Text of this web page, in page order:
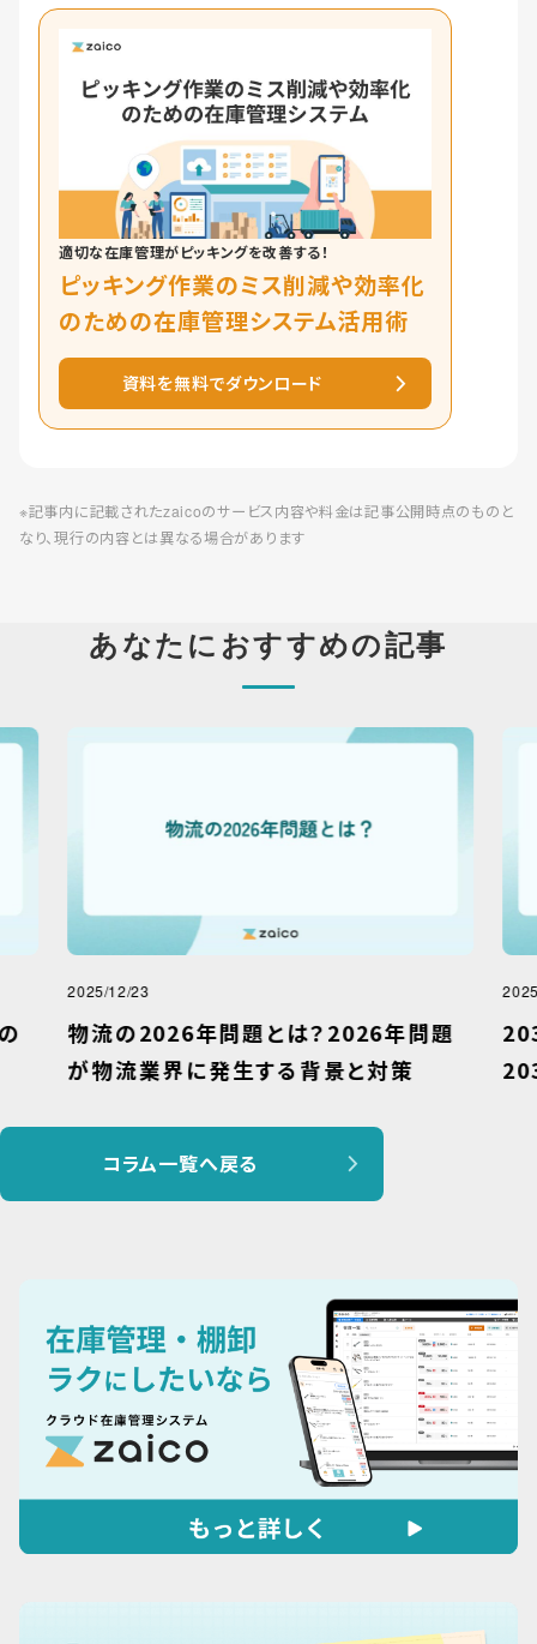
適切な在庫管理がピッキングを改善する！
ピッキング作業のミス削減や効率化
のための在庫管理システム活用術
資料を無料でダウンロード
※記事内に記載されたzaicoのサービス内容や料金は記事公開時点のものと
なり、現行の内容とは異なる場合があります
あなたにおすすめの記事
2025/12/23
物流の2026年問題とは？2026年問題
が物流業界に発生する背景と対策
コラム一覧へ戻る